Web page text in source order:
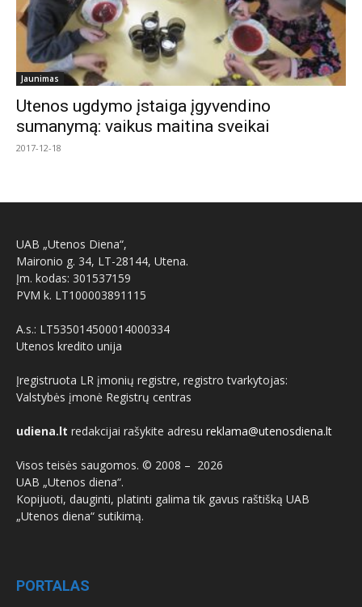
Jaunimas
Utenos ugdymo įstaiga įgyvendino
sumanymą: vaikus maitina sveikai
2017-12-18
UAB „Utenos Diena“,
Maironio g. 34, LT-28144, Utena.
Įm. kodas: 301537159
PVM k. LT100003891115
A.s.: LT535014500014000334
Utenos kredito unija
Įregistruota LR įmonių registre, registro tvarkytojas:
Valstybės įmonė Registrų centras
udiena.lt redakcijai rašykite adresu reklama@utenosdiena.lt
Visos teisės saugomos. © 2008 – 2026
UAB „Utenos diena“.
Kopijuoti, dauginti, platinti galima tik gavus raštišką UAB
„Utenos diena“ sutikimą.
PORTALAS